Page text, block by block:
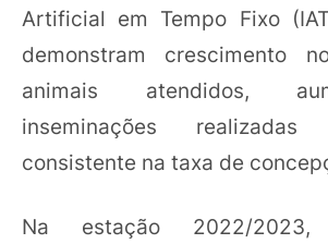
Artificial em Tempo Fixo
demonstram crescimento
animais atendidos,
inseminações
consistente na taxa de
Na estação 2022/